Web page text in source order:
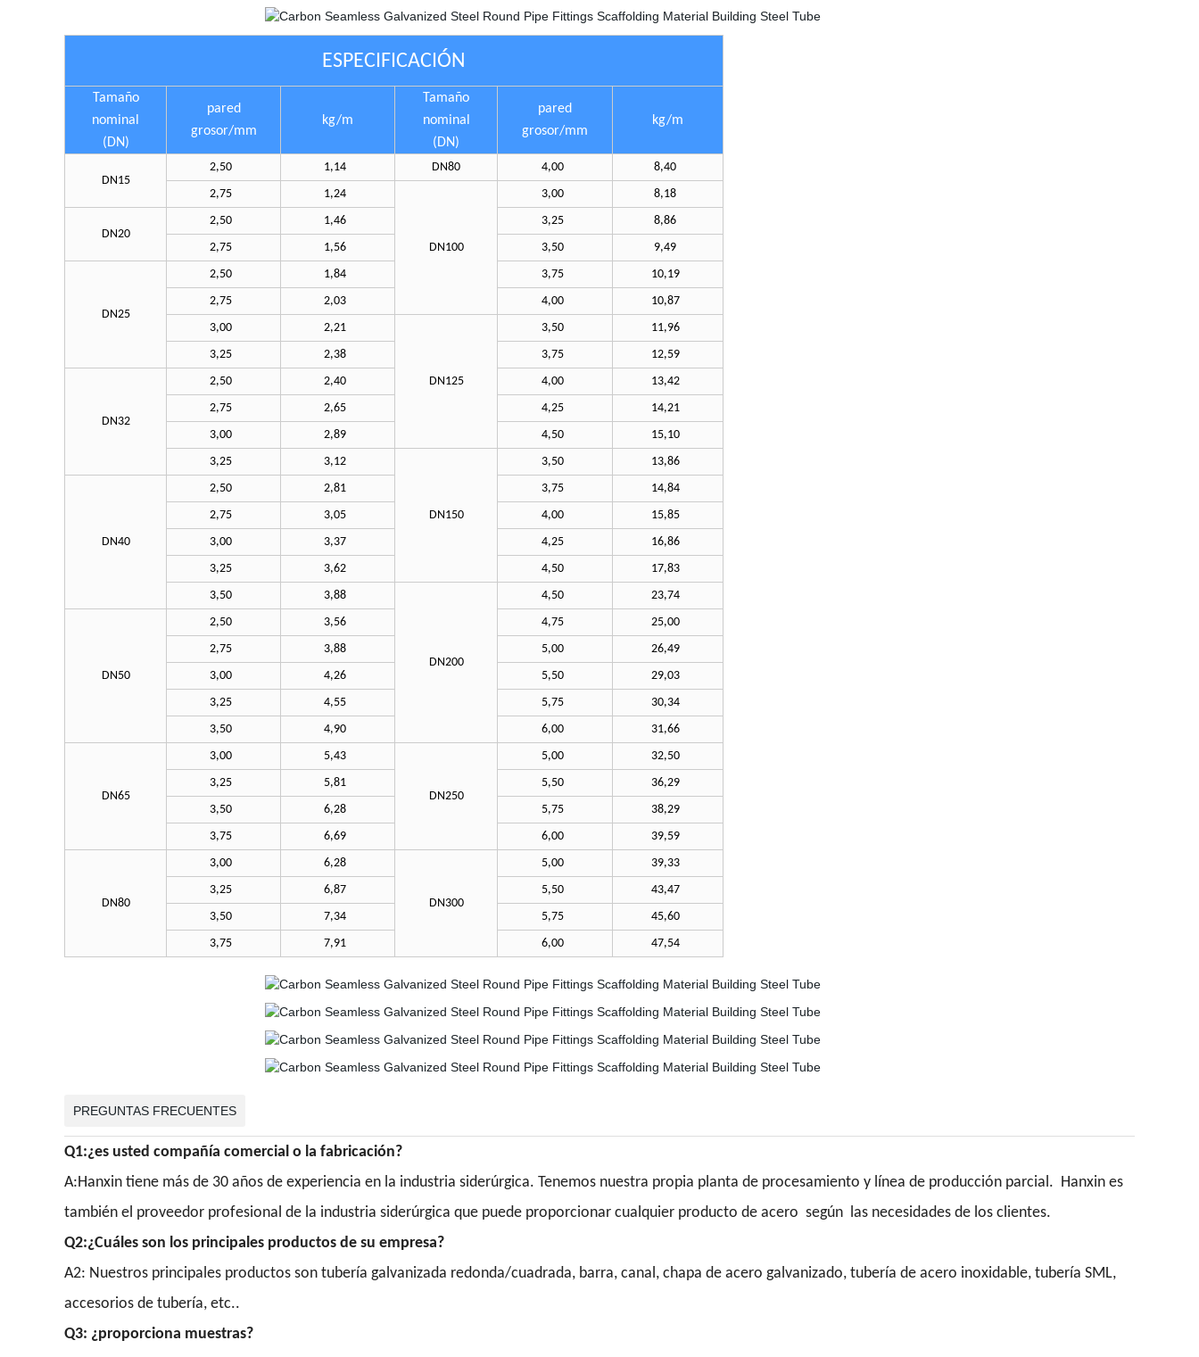
ESPECIFICACIÓN
Tamaño
nominal
(DN)
pared
grosor/mm
kg/m
Tamaño
nominal
(DN)
pared
grosor/mm
kg/m
DN15
2,50 1,14 DN80 4,00
8,40
2,75
1,24
DN100
3,00 8,18
DN20
2,50 1,46 3,25
8,86
2,75
1,56 3,50 9,49
DN25
2,50 1,84 3,75
10,19
2,75
2,03 4,00
10,87
3,00
2,21
DN125
3,50
11,96
3,25
2,38 3,75 12,59
DN32
2,50 2,40 4,00
13,42
2,75
2,65 4,25
14,21
3,00
2,89 4,50
15,10
3,25
3,12
DN150
3,50 13,86
DN40
2,50 2,81 3,75
14,84
2,75
3,05 4,00
15,85
3,00
3,37 4,25
16,86
3,25
3,62 4,50
17,83
3,50
3,88
DN200
4,50 23,74
DN50
2,50 3,56 4,75
25,00
2,75
3,88 5,00
26,49
3,00
4,26 5,50
29,03
3,25
4,55 5,75
30,34
3,50
4,90 6,00 31,66
DN65
3,00 5,43
DN250
5,00
32,50
3,25
5,81 5,50
36,29
3,50
6,28 5,75
38,29
3,75
6,69 6,00 39,59
DN80
3,00 6,28
DN300
5,00
39,33
3,25
6,87 5,50
43,47
3,50
7,34 5,75
45,60
3,75
7,91 6,00 47,54
PREGUNTAS FRECUENTES
Q1:¿es usted compañía comercial o la fabricación?
A:Hanxin tiene más de 30 años de experiencia en la industria siderúrgica. Tenemos nuestra propia planta de procesamiento y línea de producción parcial. Hanxin es
también el proveedor profesional de la industria siderúrgica que puede proporcionar cualquier producto de acero según las necesidades de los clientes.
Q2:¿Cuáles son los principales productos de su empresa?
A2: Nuestros principales productos son tubería galvanizada redonda/cuadrada, barra, canal, chapa de acero galvanizado, tubería de acero inoxidable, tubería SML,
accesorios de tubería, etc..
Q3: ¿proporciona muestras?